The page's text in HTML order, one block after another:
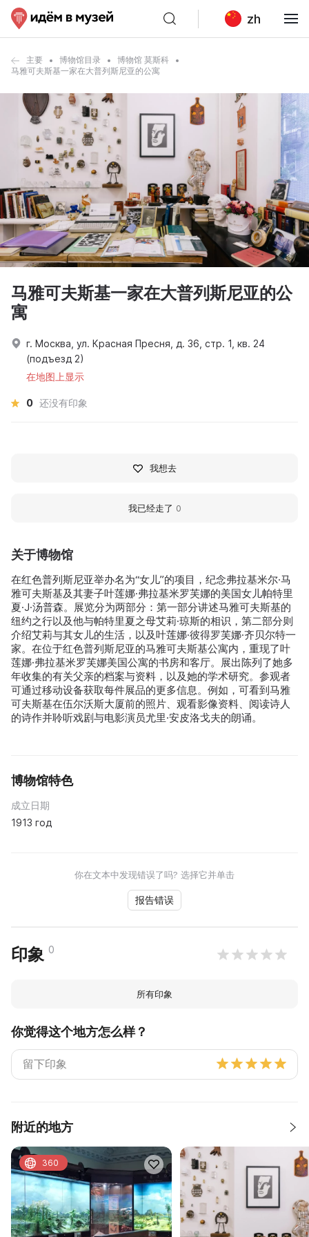
zh
主要 博物馆目录
博物馆 莫斯科
马雅可夫斯基一家在大普列斯尼亚的公寓
关于博物馆
在红色普列斯尼亚举办名为“女儿”的项目，纪念弗拉基米尔·马
雅可夫斯基及其妻子叶莲娜·弗拉基米罗芙娜的美国女儿帕特里
夏·J·汤普森。展览分为两部分：第一部分讲述马雅可夫斯基的
纽约之行以及他与帕特里夏之母艾莉·琼斯的相识，第二部分则
介绍艾莉与其女儿的生活，以及叶莲娜·彼得罗芙娜·齐贝尔特一
家。在位于红色普列斯尼亚的马雅可夫斯基公寓内，重现了叶
莲娜·弗拉基米罗芙娜美国公寓的书房和客厅。展出陈列了她多
年收集的有关父亲的档案与资料，以及她的学术研究。参观者
可通过移动设备获取每件展品的更多信息。例如，可看到马雅
可夫斯基在伍尔沃斯大厦前的照片、观看影像资料、阅读诗人
的诗作并聆听戏剧与电影演员尤里·安皮洛戈夫的朗诵。
博物馆特色
成立日期
1913 год
你在文本中发现错误了吗? 选择它并单击
报告错误
印象 0
所有印象
你觉得这个地方怎么样？
附近的地方
360
马雅可夫斯基一家在大普列斯尼亚的公
寓
г. Москва, ул. Красная Пресня, д. 36, стр. 1, кв. 24
(подъезд 2)
在地图上显示
0 还没有印象
我想去
我已经走了 0